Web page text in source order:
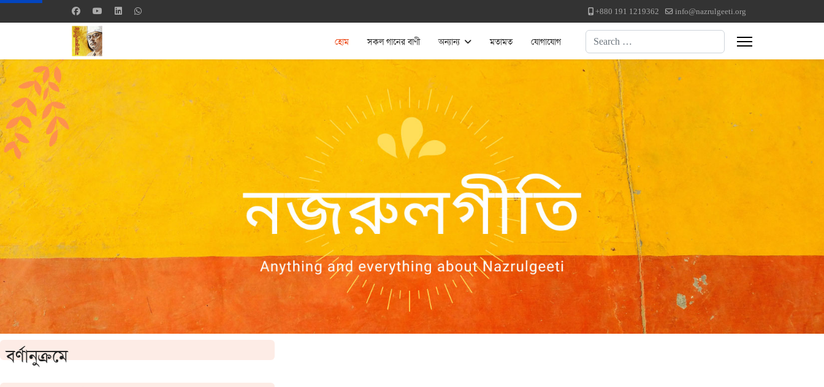
+880 191 1219362 info@nazrulgeeti.org
হোম সকল গানের বাণী অন্যান্য মতামত যোগাযোগ Search
বর্ণানুক্রমে